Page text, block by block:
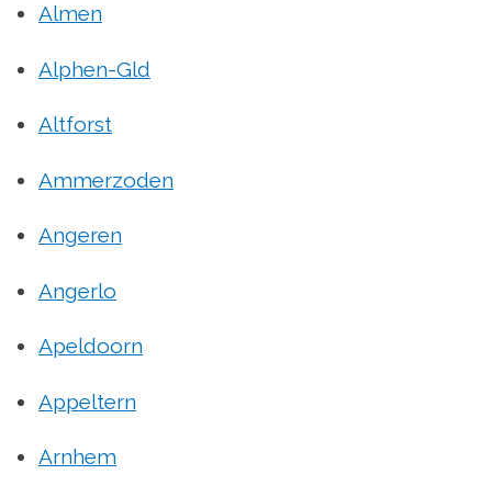
Almen
Alphen-Gld
Altforst
Ammerzoden
Angeren
Angerlo
Apeldoorn
Appeltern
Arnhem